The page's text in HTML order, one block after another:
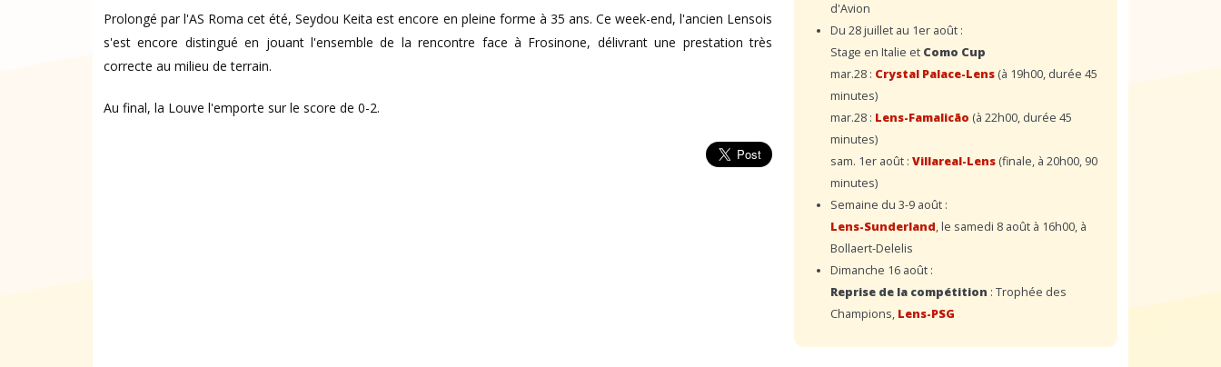
Prolongé par l'AS Roma cet été, Seydou Keita est encore en pleine forme à 35 ans. Ce week-end, l'ancien Lensois
s'est encore distingué en jouant l'ensemble de la rencontre face à Frosinone, délivrant une prestation très
correcte au milieu de terrain.
Au final, la Louve l'emporte sur le score de 0-2.
d'Avion
Du 28 juillet au 1er août :
Stage en Italie et Como Cup
mar.28 : Crystal Palace-Lens (à 19h00, durée 45
minutes)
mar.28 : Lens-Famalicão (à 22h00, durée 45
minutes)
sam. 1er août : Villareal-Lens (finale, à 20h00, 90
minutes)
Semaine du 3-9 août :
Lens-Sunderland, le samedi 8 août à 16h00, à
Bollaert-Delelis
Dimanche 16 août :
Reprise de la compétition : Trophée des
Champions, Lens-PSG